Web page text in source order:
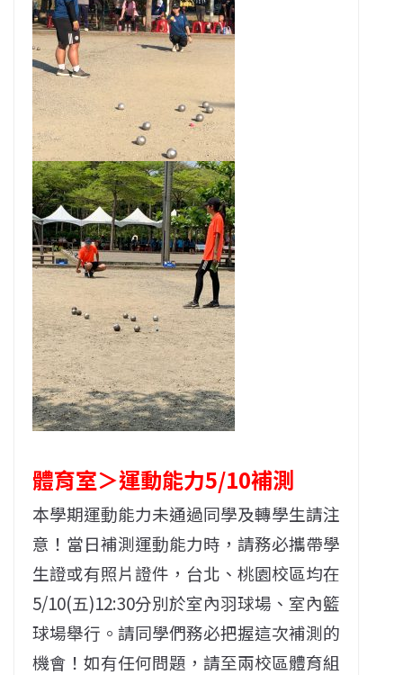
體育室＞運動能力5/10補測
本學期運動能力未通過同學及轉學生請注
意！當日補測運動能力時，請務必攜帶學
生證或有照片證件，台北、桃園校區均在
5/10(五)12:30分別於室內羽球場、室內籃
球場舉行。請同學們務必把握這次補測的
機會！如有任何問題，請至兩校區體育組